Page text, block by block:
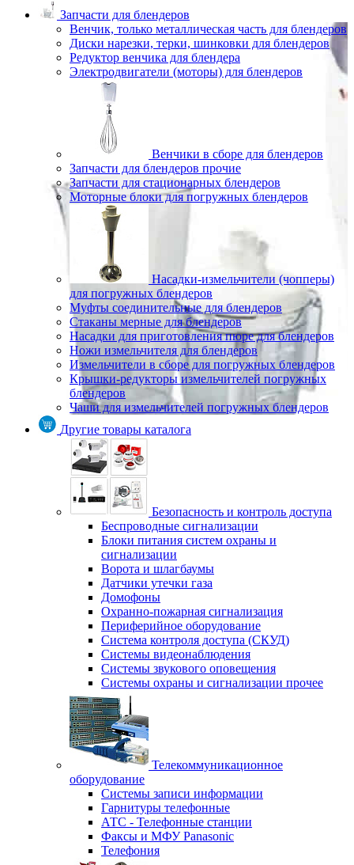
Запчасти для блендеров
Венчик, только металлическая часть для блендеров
Диски нарезки, терки, шинковки для блендеров
Редуктор венчика для блендера
Электродвигатели (моторы) для блендеров
Венчики в сборе для блендеров
Запчасти для блендеров прочие
Запчасти для стационарных блендеров
Моторные блоки для погружных блендеров
Насадки-измельчители (чопперы)
для погружных блендеров
Муфты соединительные для блендеров
Стаканы мерные для блендеров
Насадки для приготовления пюре для блендеров
Ножи измельчителя для блендеров
Измельчители в сборе для погружных блендеров
Крышки-редукторы измельчителей погружных
блендеров
Чаши для измельчителей погружных блендеров
Другие товары каталога
Безопасность и контроль доступа
Беспроводные сигнализации
Блоки питания систем охраны и
сигнализации
Ворота и шлагбаумы
Датчики утечки газа
Домофоны
Охранно-пожарная сигнализация
Периферийное оборудование
Система контроля доступа (СКУД)
Системы видеонаблюдения
Системы звукового оповещения
Системы охраны и сигнализации прочее
Телекоммуникационное
оборудование
Системы записи информации
Гарнитуры телефонные
АТС - Телефонные станции
Факсы и МФУ Panasonic
Телефония